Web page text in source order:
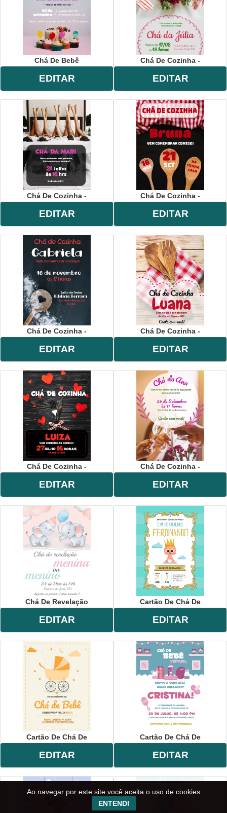
Chá De Bebê
EDITAR
Chá De Cozinha -
EDITAR
Chá De Cozinha -
EDITAR
Chá De Cozinha -
EDITAR
Chá De Cozinha -
EDITAR
Chá De Cozinha -
EDITAR
Chá De Cozinha -
EDITAR
Chá De Cozinha -
EDITAR
Chá De Revelação
EDITAR
Cartão De Chá De
EDITAR
Cartão De Chá De
EDITAR
Cartão De Chá De
EDITAR
Ao navegar por este site você aceita o uso de cookies
ENTENDI